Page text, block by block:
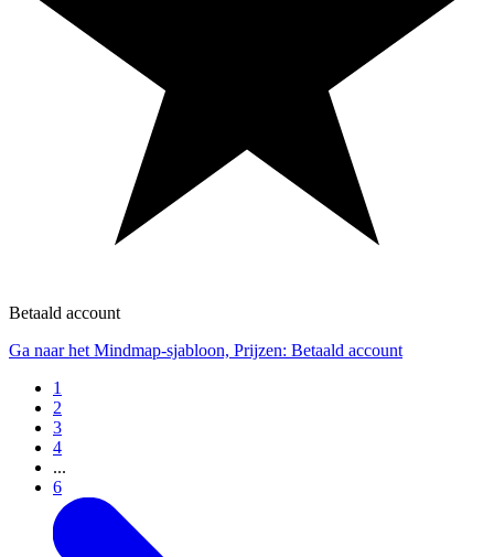
Betaald account
Ga naar het Mindmap-sjabloon, Prijzen: Betaald account
1
2
3
4
...
6